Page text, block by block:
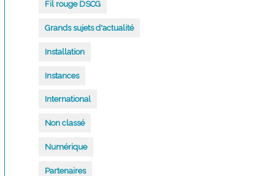
Fil rouge DSCG
Grands sujets d'actualité
Installation
Instances
International
Non classé
Numérique
Partenaires